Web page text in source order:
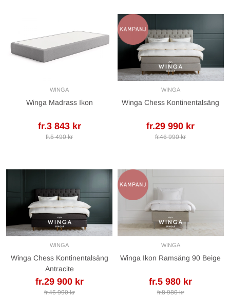
WINGA
Winga Madrass Ikon
fr.3 843 kr
fr.5 490 kr
WINGA
Winga Chess Kontinentalsäng
fr.29 990 kr
fr.46 990 kr
WINGA
Winga Chess Kontinentalsäng
Antracite
fr.29 900 kr
fr.46 990 kr
WINGA
Winga Ikon Ramsäng 90 Beige
fr.5 980 kr
fr.8 980 kr